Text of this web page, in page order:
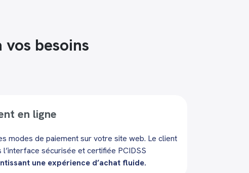
besoins
en ligne
modes de paiement sur votre site web. Le client
sécurisée et certifiée PCIDSS
une expérience d’achat fluide.